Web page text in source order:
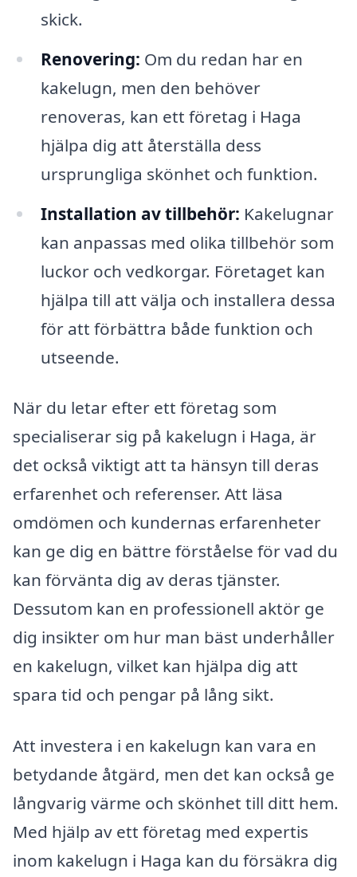
skick.
Renovering: Om du redan har en
kakelugn, men den behöver
renoveras, kan ett företag i Haga
hjälpa dig att återställa dess
ursprungliga skönhet och funktion.
Installation av tillbehör: Kakelugnar
kan anpassas med olika tillbehör som
luckor och vedkorgar. Företaget kan
hjälpa till att välja och installera dessa
för att förbättra både funktion och
utseende.
När du letar efter ett företag som
specialiserar sig på kakelugn i Haga, är
det också viktigt att ta hänsyn till deras
erfarenhet och referenser. Att läsa
omdömen och kundernas erfarenheter
kan ge dig en bättre förståelse för vad du
kan förvänta dig av deras tjänster.
Dessutom kan en professionell aktör ge
dig insikter om hur man bäst underhåller
en kakelugn, vilket kan hjälpa dig att
spara tid och pengar på lång sikt.
Att investera i en kakelugn kan vara en
betydande åtgärd, men det kan också ge
långvarig värme och skönhet till ditt hem.
Med hjälp av ett företag med expertis
inom kakelugn i Haga kan du försäkra dig